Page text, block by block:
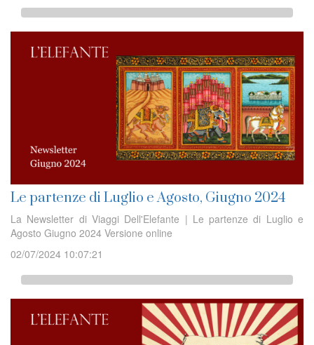
Le partenze di Luglio e Agosto, Giugno 2024
La Newsletter di Viaggi Dell'Elefante | Le partenze di Luglio e
Agosto Giugno 2024 Versione online
02/07/2024 10:07:21